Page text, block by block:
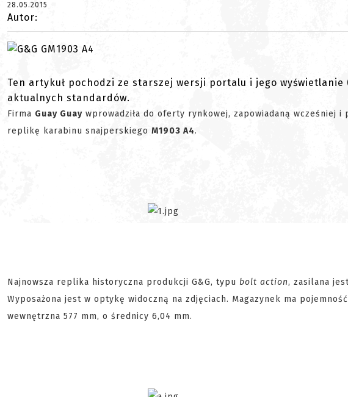
28.05.2015
Autor:
Ten artykuł pochodzi ze starszej wersji portalu i jego
aktualnych standardów.
Firma Guay Guay wprowadziła do oferty rynkowej, zapowiadaną wcześniej
replikę karabinu snajperskiego M1903 A4.
Najnowsza replika historyczna produkcji G&G, typu bolt action, zasilana
Wyposażona jest w optykę widoczną na zdjęciach. Magazynek ma pojemność
wewnętrzna 577 mm, o średnicy 6,04 mm.